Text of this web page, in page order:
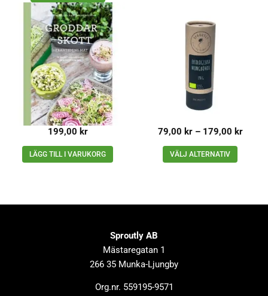
199,00 kr
LÄGG TILL I VARUKORG
79,00 kr – 179,00 kr
VÄLJ ALTERNATIV
Sproutly AB
Mästaregatan 1
266 35 Munka-Ljungby
Org.nr. 559195-9571